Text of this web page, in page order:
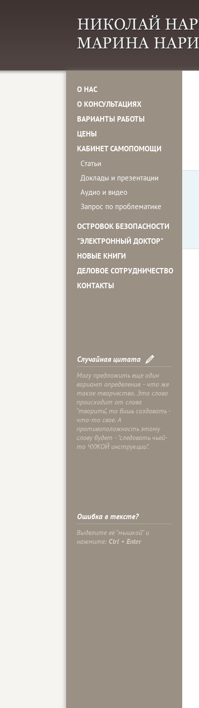
О НАС
О КОНСУЛЬТАЦИЯХ
ВАРИАНТЫ РАБОТЫ
ЦЕНЫ
КАБИНЕТ САМОПОМОЩИ
Статьи
Доклады и презентации
Аудио и видео
Запрос по проблематике
ОСТРОВОК БЕЗОПАСНОСТИ
"ЭЛЕКТРОННЫЙ ДОКТОР"
НОВЫЕ КНИГИ
ДЕЛОВОЕ СОТРУДНИЧЕСТВО
КОНТАКТЫ
Случайная цитата
Могу предложить еще один
вариант определения - что же
такое творчество. Это слово
происходит от слова
"творить", то бишь создавать -
что-то свое. А
противоположность этому
слову будет - "следовать чьей-
то ЧУЖОЙ инструкции".
Ошибка в тексте?
Выделите её "мышкой" и
нажмите: Ctrl + Enter